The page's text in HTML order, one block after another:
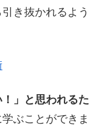
き抜かれるよう
！」と思われるた
ぶことができま